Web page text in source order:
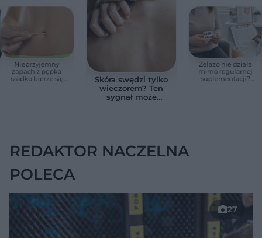
Nieprzyjemny
zapach z pępka
rzadko bierze się
Skóra swędzi tylko
wieczorem? Ten
sygnał może
Żelazo nie działa
mimo regularnej
suplementacji?
REDAKTOR NACZELNA
POLECA
27